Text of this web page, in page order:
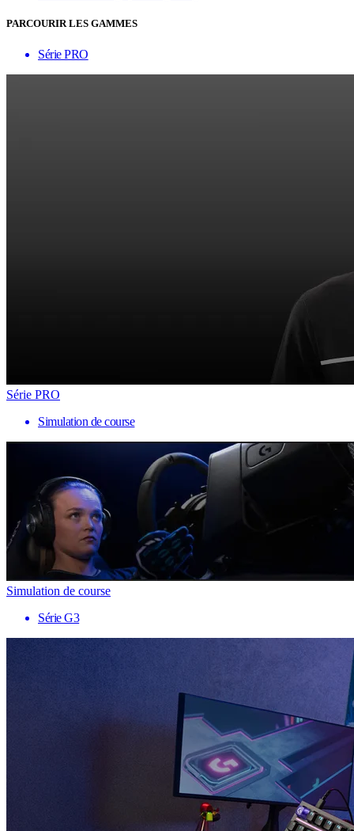
PARCOURIR LES GAMMES
Série PRO
Série PRO
Simulation de course
Simulation de course
Série G3